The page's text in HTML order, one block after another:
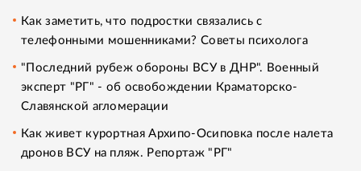
Как заметить, что подростки связались с
телефонными мошенниками? Советы психолога
"Последний рубеж обороны ВСУ в ДНР". Военный
эксперт "РГ" - об освобождении Краматорско-
Славянской агломерации
Как живет курортная Архипо-Осиповка после налета
дронов ВСУ на пляж. Репортаж "РГ"